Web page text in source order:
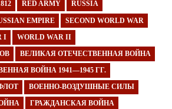
RED ARMY RUSSIA
EMPIRE SECOND WORLD WAR
I WORLD WAR II
ВЕЛИКАЯ ОТЕЧЕСТВЕННАЯ ВОЙНА
ВОЙНА 1941—1945 ГГ.
ВОЕННО-ВОЗДУШНЫЕ СИЛЫ
ГРАЖДАНСКАЯ ВОЙНА